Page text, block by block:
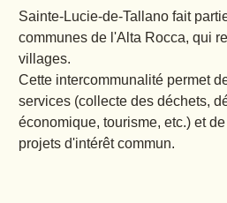
Sainte-Lucie-de-Tallano fait
communes de l'Alta Rocca, qui
villages.
Cette intercommunalité permet
services (collecte des déchets,
économique, tourisme, etc.) et
projets d'intérêt commun.